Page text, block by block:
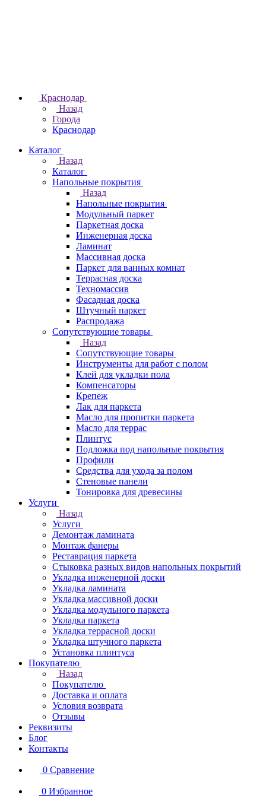
Краснодар
Назад
Города
Краснодар
Каталог
Назад
Каталог
Напольные покрытия
Назад
Напольные покрытия
Модульный паркет
Паркетная доска
Инженерная доска
Ламинат
Массивная доска
Паркет для ванных комнат
Террасная доска
Техномассив
Фасадная доска
Штучный паркет
Распродажа
Сопутствующие товары
Назад
Сопутствующие товары
Инструменты для работ с полом
Клей для укладки пола
Компенсаторы
Крепеж
Лак для паркета
Масло для пропитки паркета
Масло для террас
Плинтус
Подложка под напольные покрытия
Профили
Средства для ухода за полом
Стеновые панели
Тонировка для древесины
Услуги
Назад
Услуги
Демонтаж ламината
Монтаж фанеры
Реставрация паркета
Стыковка разных видов напольных покрытий
Укладка инженерной доски
Укладка ламината
Укладка массивной доски
Укладка модульного паркета
Укладка паркета
Укладка террасной доски
Укладка штучного паркета
Установка плинтуса
Покупателю
Назад
Покупателю
Доставка и оплата
Условия возврата
Отзывы
Реквизиты
Блог
Контакты
0 Сравнение
0 Избранное